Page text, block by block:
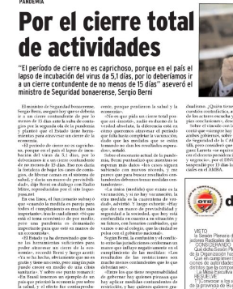
Jugado un cuarto de hora iba a
córner bajo pateado por Miori que
rechazar sin problemas pero la
Bello que la paró en tres cuartos,
abrió el pie y puso el derechazo
Cruz Nadal que no se había vuelvo a
del córner.
Los de Mignini eran mucho más y
decantación. A los 24, Verón avanzó
por izquierda, habilitó a Castillo y
corriendo de atrás, lo desestabilizó
Rubiano no dudó y el juvenil desde
su primer gol en el Federal A para
historia.